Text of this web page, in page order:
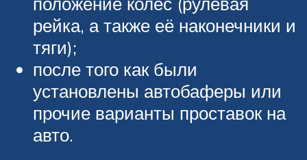
рейка, а также её наконечники и
тяги);
после того как были
установлены автобаферы или
прочие варианты проставок на
авто.